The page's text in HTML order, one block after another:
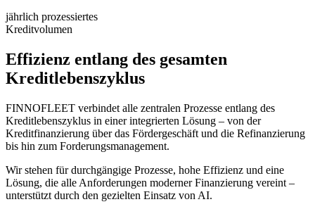
jährlich prozessiertes
Kreditvolumen
Effizienz entlang des gesamten
Kreditlebenszyklus
FINNOFLEET verbindet alle zentralen Prozesse entlang des
Kreditlebenszyklus in einer integrierten Lösung – von der
Kreditfinanzierung über das Fördergeschäft und die Refinanzierung
bis hin zum Forderungsmanagement.
Wir stehen für durchgängige Prozesse, hohe Effizienz und eine
Lösung, die alle Anforderungen moderner Finanzierung vereint –
unterstützt durch den gezielten Einsatz von AI.